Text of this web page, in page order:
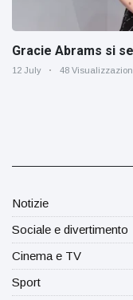
Gracie Abrams si
12 July 48
Notizie
Sociale e divertimento
Cinema e TV
Sport